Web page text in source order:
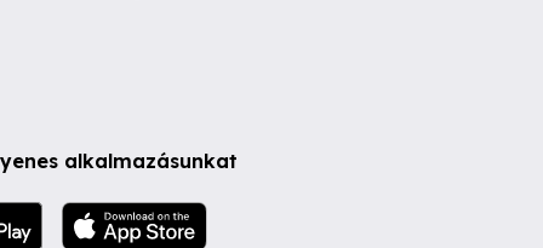
alkalmazásunkat